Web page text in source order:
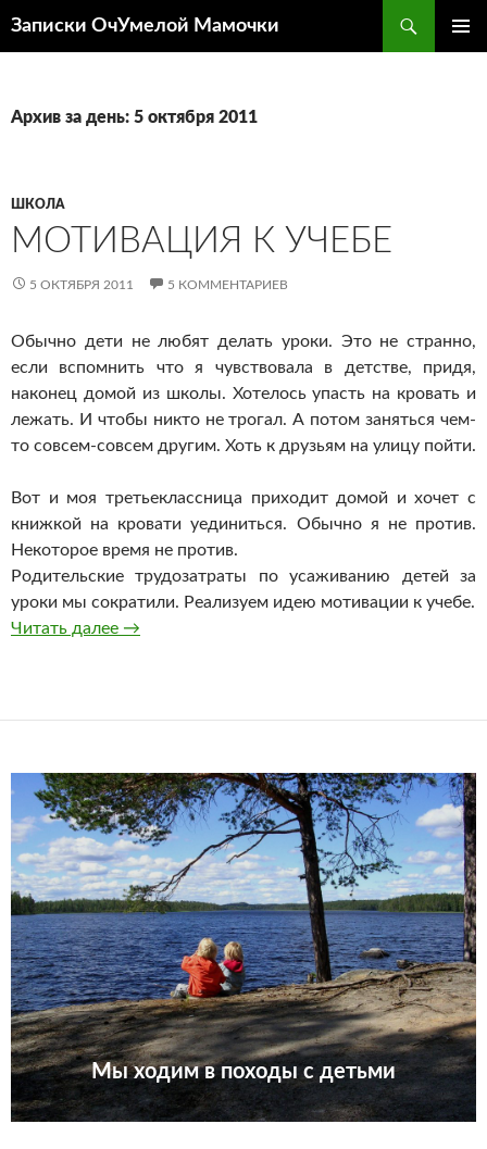
Записки ОчУмелой Мамочки
Архив за день: 5 октября 2011
ШКОЛА
МОТИВАЦИЯ К УЧЕБЕ
5 ОКТЯБРЯ 2011 5 КОММЕНТАРИЕВ
Обычно дети не любят делать уроки. Это не странно,
если вспомнить что я чувствовала в детстве, придя,
наконец домой из школы. Хотелось упасть на кровать и
лежать. И чтобы никто не трогал. А потом заняться чем-
то совсем-совсем другим. Хоть к друзьям на улицу пойти.
Вот и моя третьеклассница приходит домой и хочет с
книжкой на кровати уединиться. Обычно я не против.
Некоторое время не против.
Родительские трудозатраты по усаживанию детей за
уроки мы сократили. Реализуем идею мотивации к учебе.
Читать далее Мотивация к учебе
→
Мы ходим в походы с детьми